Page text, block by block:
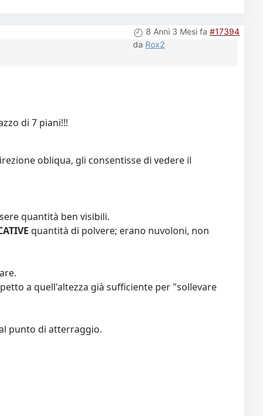
8 Anni 3 Mesi fa #17394
da Rox2
di 7 piani!!!
obliqua, gli consentisse di vedere il
quantità ben visibili.
quantità di polvere; erano nuvoloni, non
a quell'altezza già sufficiente per "sollevare
punto di atterraggio.